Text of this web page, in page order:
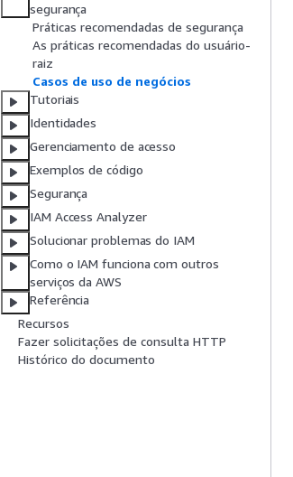
segurança
Práticas recomendadas de segurança
As práticas recomendadas do usuário-
raiz
Casos de uso de negócios
Tutoriais
Identidades
Gerenciamento de acesso
Exemplos de código
Segurança
IAM Access Analyzer
Solucionar problemas do IAM
Como o IAM funciona com outros
serviços da AWS
Referência
Recursos
Fazer solicitações de consulta HTTP
Histórico do documento